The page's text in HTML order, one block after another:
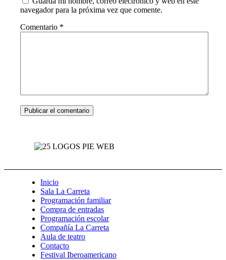
navegador para la próxima vez que comente.
Comentario *
Inicio
Sala La Carreta
Programación familiar
Compra de entradas
Programación escolar
Compañía La Carreta
Aula de teatro
Contacto
Festival Iberoamericano